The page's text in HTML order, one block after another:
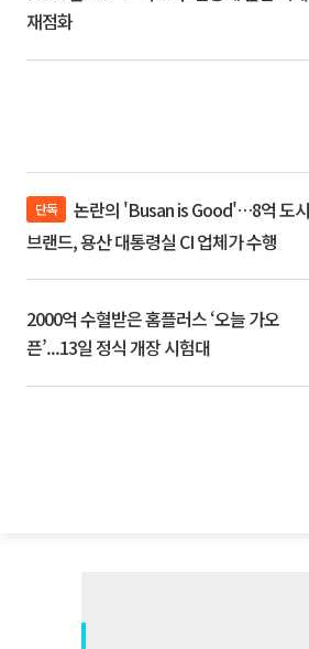
재점화
단독
브랜드, 용산 대통령실 CI 업체가 수행
2000억 수혈받은 홈플러스 ‘오늘 가오
픈’...13일 정식 개장 시험대